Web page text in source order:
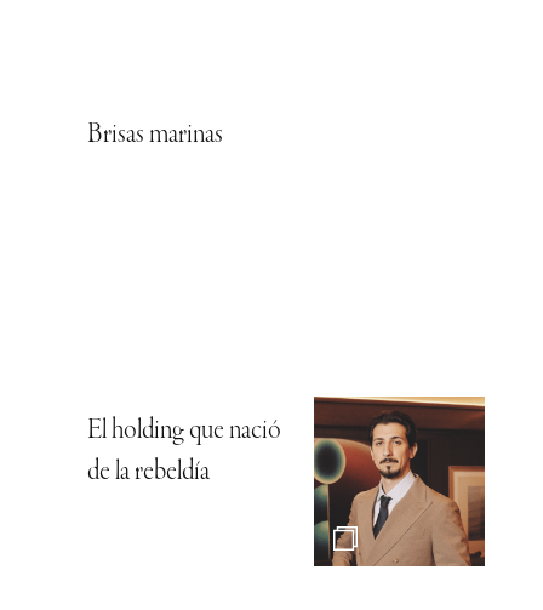
Brisas marinas
El holding que nació
de la rebeldía